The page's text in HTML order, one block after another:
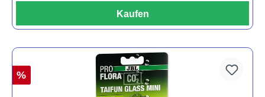
Kaufen
%